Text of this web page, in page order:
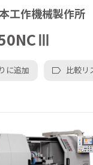
工作機械製作所
に追加 比較リ